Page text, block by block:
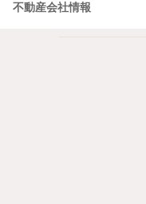
不動産会社情報